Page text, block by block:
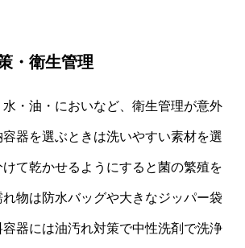
・衛生管理
・油・においなど、衛生管理が意外
器を選ぶときは洗いやすい素材を選
て乾かせるようにすると菌の繁殖を
物は防水バッグや大きなジッパー袋
器には油汚れ対策で中性洗剤で洗浄